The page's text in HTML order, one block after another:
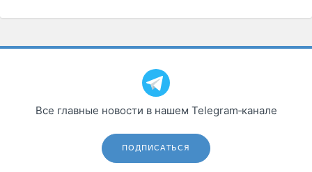
Все главные новости в нашем Telegram‑канале
ПОДПИСАТЬСЯ